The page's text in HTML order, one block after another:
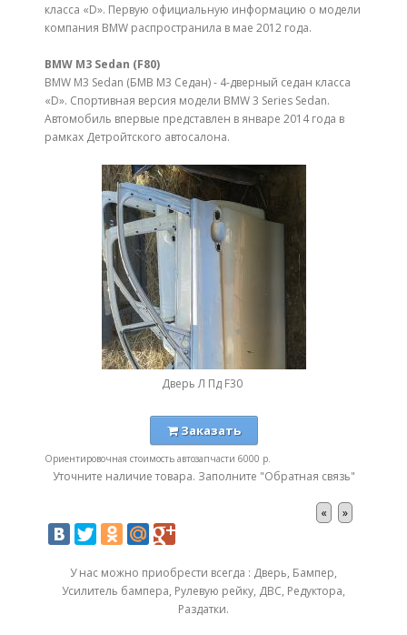
класса «D». Первую официальную информацию о модели
компания BMW распространила в мае 2012 года.
BMW M3 Sedan (F80)
BMW M3 Sedan (БМВ М3 Седан) - 4-дверный седан класса
«D». Спортивная версия модели BMW 3 Series Sedan.
Автомобиль впервые представлен в январе 2014 года в
рамках Детройтского автосалона.
Дверь Л Пд F30
Заказать
Ориентировочная стоимость автозапчасти 6000 р.
Уточните наличие товара. Заполните "Обратная связь"
« »
У нас можно приобрести всегда : Дверь, Бампер,
Усилитель бампера, Рулевую рейку, ДВС, Редуктора,
Раздатки.